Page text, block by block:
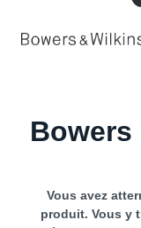
Bowers
Vous avez
produit. Vous y